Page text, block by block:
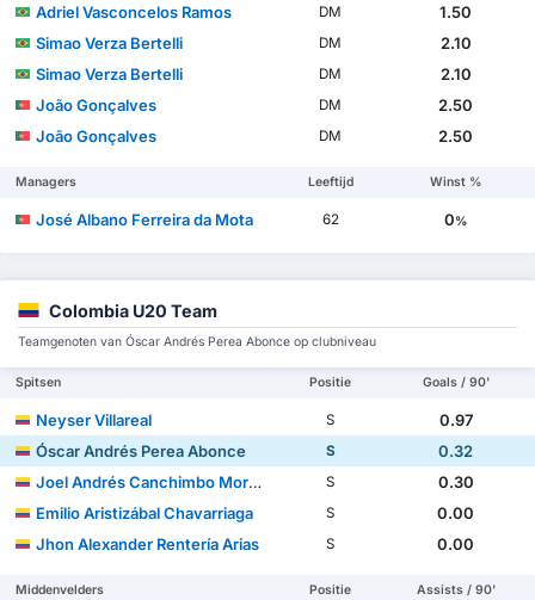
Adriel Vasconcelos Ramos
DM
1.50
Simao Verza Bertelli
DM
2.10
Simao Verza Bertelli
DM
2.10
João Gonçalves
DM
2.50
João Gonçalves
DM 2.50
Managers Leeftijd Winst %
José Albano Ferreira da Mota 62 0%
Colombia U20 Team
Teamgenoten van Óscar Andrés Perea Abonce op clubniveau
Spitsen Positie Goals / 90'
Neyser Villareal S
0.97
Óscar Andrés Perea Abonce
S
0.32
Joel Andrés Canchimbo Morales
S
0.30
Emilio Aristizábal Chavarriaga
S
0.00
Jhon Alexander Rentería Arias
S 0.00
Middenvelders Positie Assists / 90'